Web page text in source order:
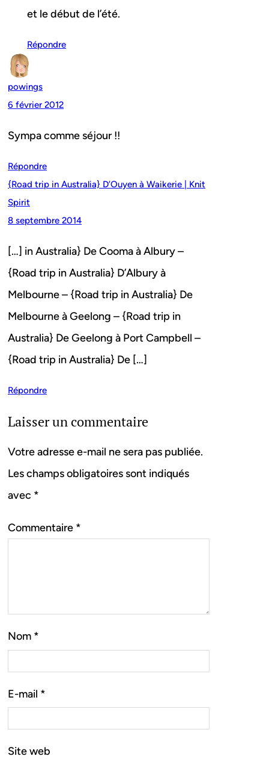
et le début de l’été.
Répondre
powings
6 février 2012
Sympa comme séjour !!
Répondre
{Road trip in Australia} D’Ouyen à Waikerie | Knit
Spirit
8 septembre 2014
[…] in Australia} De Cooma à Albury –
{Road trip in Australia} D’Albury à
Melbourne – {Road trip in Australia} De
Melbourne à Geelong – {Road trip in
Australia} De Geelong à Port Campbell –
{Road trip in Australia} De […]
Répondre
Laisser un commentaire
Votre adresse e-mail ne sera pas publiée.
Les champs obligatoires sont indiqués
avec *
Commentaire *
Nom *
E-mail *
Site web